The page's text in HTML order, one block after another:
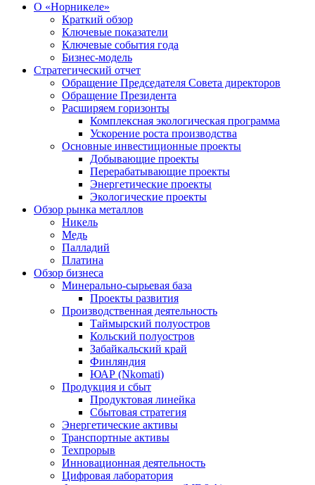
О «Норникеле»
Краткий обзор
Ключевые показатели
Ключевые события года
Бизнес-модель
Стратегический отчет
Обращение Председателя Совета директоров
Обращение Президента
Расширяем горизонты
Комплексная экологическая программа
Ускорение роста производства
Основные инвестиционные проекты
Добывающие проекты
Перерабатывающие проекты
Энергетические проекты
Экологические проекты
Обзор рынка металлов
Никель
Медь
Палладий
Платина
Обзор бизнеса
Минерально-сырьевая база
Проекты развития
Производственная деятельность
Таймырский полуостров
Кольский полуостров
Забайкальский край
Финляндия
ЮАР (Nkomati)
Продукция и сбыт
Продуктовая линейка
Сбытовая стратегия
Энергетические активы
Транспортные активы
Техпрорыв
Инновационная деятельность
Цифровая лаборатория